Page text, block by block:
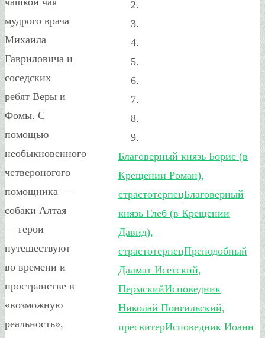
мудрого врача
Михаила
Гавриловича и
соседских
ребят Веры и
Фомы. С
помощью
необыкновенного
четвероногого
помощника —
собаки Алтая
— герои
путешествуют
во времени и
пространстве в
«возможную
реальность»,
Благоверный князь Борис (в
Крещении Роман),
страстотерпецБлаговерный
князь Глеб (в Крещении
Давид),
страстотерпецПреподобный
Далмат Исетский,
ПермскийИсповедник
Николай Понгильский,
пресвитерИсповедник Иоанн